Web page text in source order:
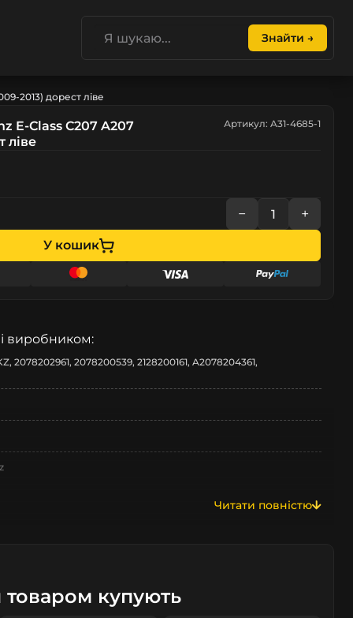
Знайти →
2013) дорест ліве
E-Class C207 A207
ліве
Артикул: A31-4685-1
− +
У кошик
виробником:
2078202961, 2078200539, 2128200161, A2078204361,
Читати повністю
купують